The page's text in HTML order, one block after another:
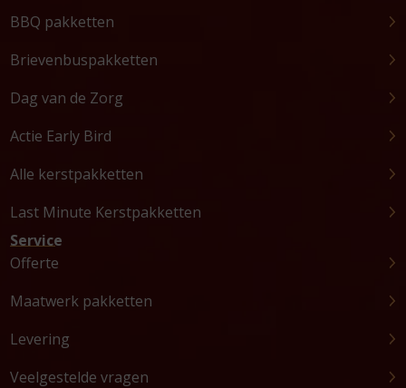
BBQ pakketten
Brievenbuspakketten
Dag van de Zorg
Actie Early Bird
Alle kerstpakketten
Last Minute Kerstpakketten
Service
Offerte
Maatwerk pakketten
Levering
Veelgestelde vragen